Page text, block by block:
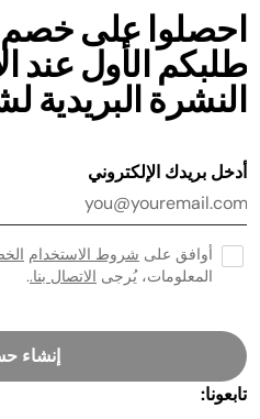
طلبكم الأول عند
النشرة البريدية
أدخل بريدك الإلكتروني
أوافق على شروط الاستخدام
المعلومات، يُرجى الاتصال بنا..
إنشاء
تابعونا: